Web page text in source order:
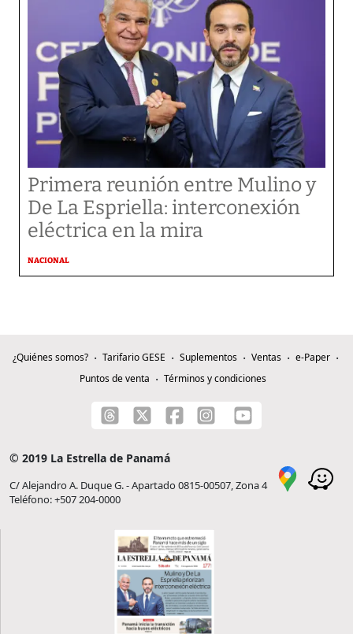
Primera reunión entre Mulino y
De La Espriella: interconexión
eléctrica en la mira
NACIONAL
¿Quiénes somos? Tarifario GESE Suplementos Ventas
e-Paper
Puntos de venta
Términos y condiciones
© 2019 La Estrella de Panamá
C/ Alejandro A. Duque G. - Apartado 0815-00507, Zona 4
Teléfono: +507 204-0000